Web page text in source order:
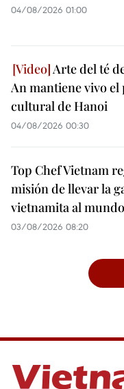
04/08/2026 01:00
Arte del té
An mantiene vivo
cultural de Hanoi
04/08/2026 00:30
Top Chef Vietnam
misión de llevar la
vietnamita al mundo
03/08/2026 08:20